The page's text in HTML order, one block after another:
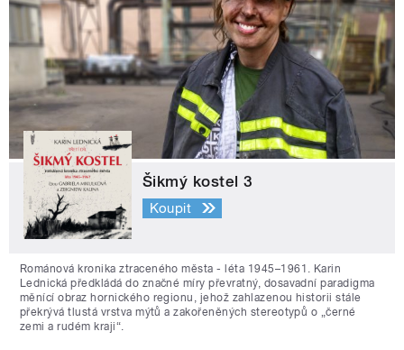
Šikmý kostel 3
Koupit
Románová kronika ztraceného města - léta 1945–1961. Karin
Lednická předkládá do značné míry převratný, dosavadní paradigma
měnící obraz hornického regionu, jehož zahlazenou historii stále
překrývá tlustá vrstva mýtů a zakořeněných stereotypů o „černé
zemi a rudém kraji“.